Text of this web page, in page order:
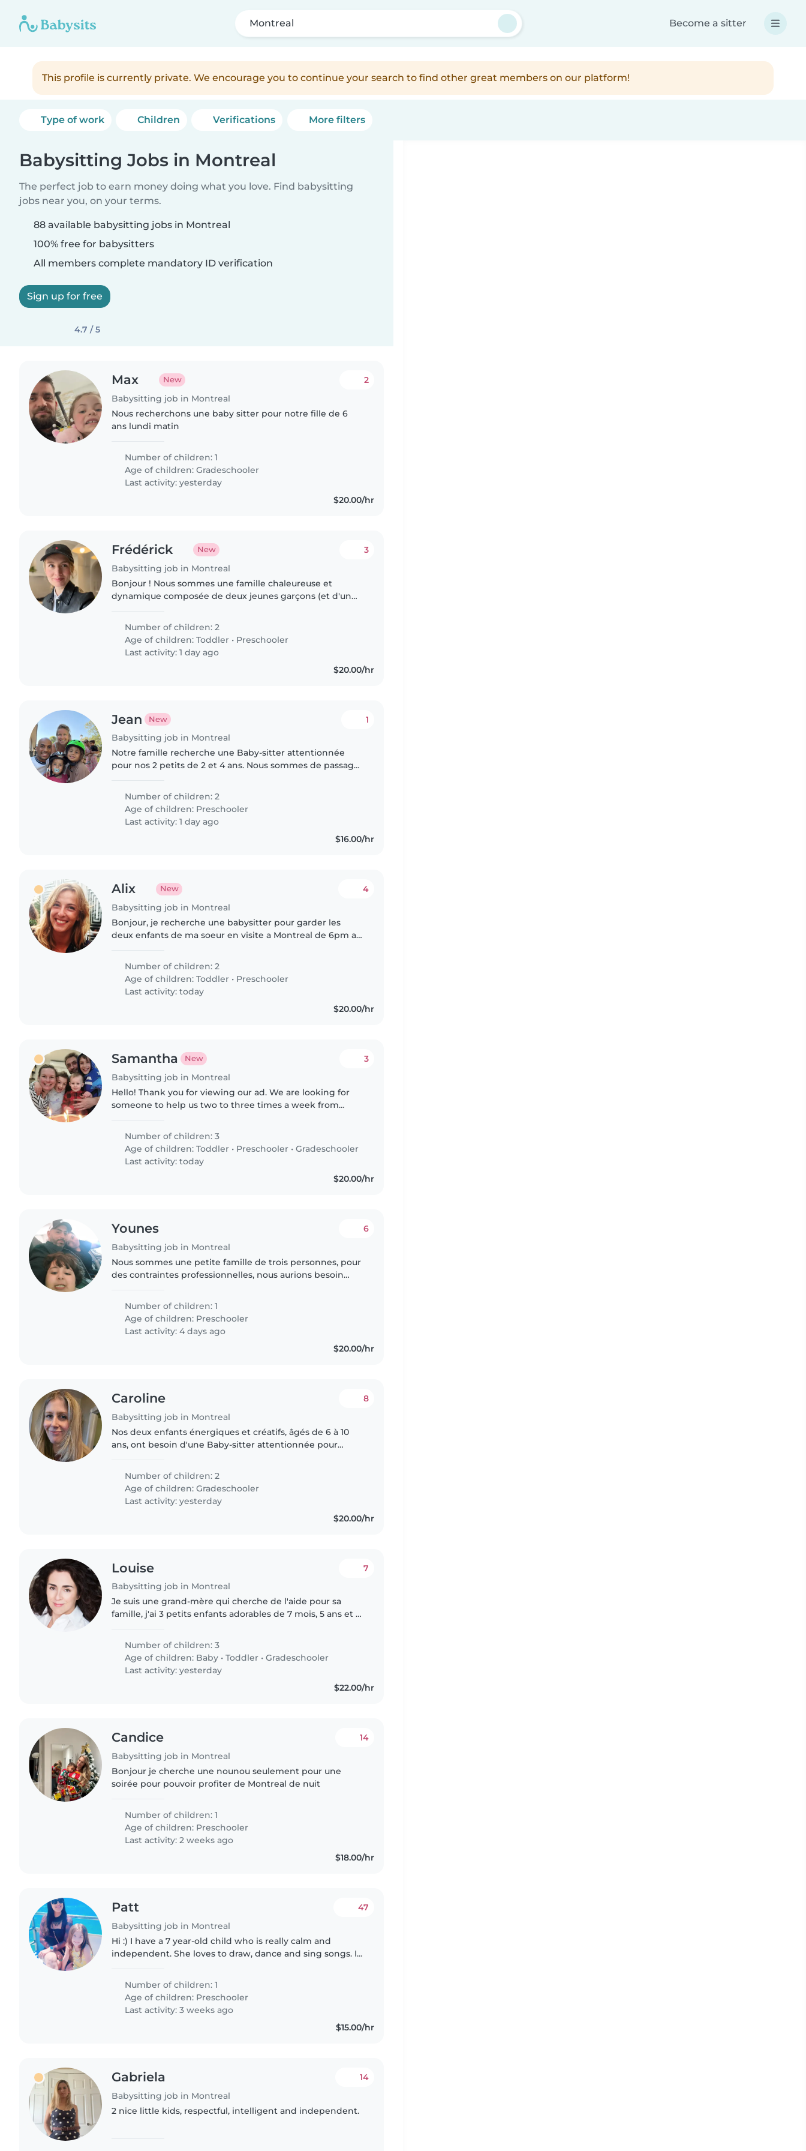
Montreal Become a sitter
This profile is currently private. We encourage you to continue your search to find other great members on our platform!
Type of work Children Verifications More filters
Babysitting Jobs in Montreal
The perfect job to earn money doing what you love. Find babysitting
jobs near you, on your terms.
88 available babysitting jobs in Montreal
100% free for babysitters
All members complete mandatory ID verification
Sign up for free
4.7 / 5
Max New
Babysitting job in Montreal
2
Nous recherchons une baby sitter pour notre fille de 6
ans lundi matin
Number of children: 1
Age of children:Gradeschooler
Last activity: yesterday
$20.00/hr
Frédérick New
Babysitting job in Montreal
3
Bonjour ! Nous sommes une famille chaleureuse et
dynamique composée de deux jeunes garçons (et d'un
Number of children: 2
Age of children:Toddler • Preschooler
Last activity: 1 day ago
$20.00/hr
Jean New
Babysitting job in Montreal
1
Notre famille recherche une Baby-sitter attentionnée
pour nos 2 petits de 2 et 4 ans. Nous sommes de passage
lorsque nos 2 filles..
Number of children: 2
Age of children: Preschooler
Last activity: 1 day ago
$16.00/hr
Alix New
Babysitting job in Montreal
4
Bonjour, je recherche une babysitter pour garder les
deux enfants de ma soeur en visite a Montreal de 6pm a
intéresse !
Number of children: 2
Age of children:Toddler • Preschooler
Last activity: today
$20.00/hr
Samantha New
Babysitting job in Montreal
3
Hello! Thank you for viewing our ad. We are looking for
someone to help us two to three times a week from
with school pick up..
Number of children: 3
Age of children:Toddler • Preschooler •Gradeschooler
Last activity: today
$20.00/hr
Younes
Babysitting job in Montreal
6
Nous sommes une petite famille de trois personnes, pour
des contraintes professionnelles, nous aurions besoin
(5 min de chez..
Number of children: 1
Age of children: Preschooler
Last activity: 4 days ago
$20.00/hr
Caroline
Babysitting job in Montreal
8
Nos deux enfants énergiques et créatifs, âgés de 6 à 10
ans, ont besoin d'une Baby-sitter attentionnée pour
Number of children: 2
Age of children:Gradeschooler
Last activity: yesterday
$20.00/hr
Louise
Babysitting job in Montreal
7
Je suis une grand-mère qui cherche de l'aide pour sa
famille, j'ai 3 petits enfants adorables de 7 mois, 5 ans et 7
d'une aide..
Number of children: 3
Age of children: Baby •Toddler •Gradeschooler
Last activity: yesterday
$22.00/hr
Candice
Babysitting job in Montreal
14
Bonjour je cherche une nounou seulement pour une
soirée pour pouvoir profiter de Montreal de nuit
Number of children: 1
Age of children: Preschooler
Last activity: 2 weeks ago
$18.00/hr
Patt
Babysitting job in Montreal
47
Hi :) I have a 7 year-old child who is really calm and
independent. She loves to draw, dance and sing songs. I
ocasional extra..
Number of children: 1
Age of children: Preschooler
Last activity: 3 weeks ago
$15.00/hr
Gabriela
Babysitting job in Montreal
14
2 nice little kids, respectful, intelligent and independent.